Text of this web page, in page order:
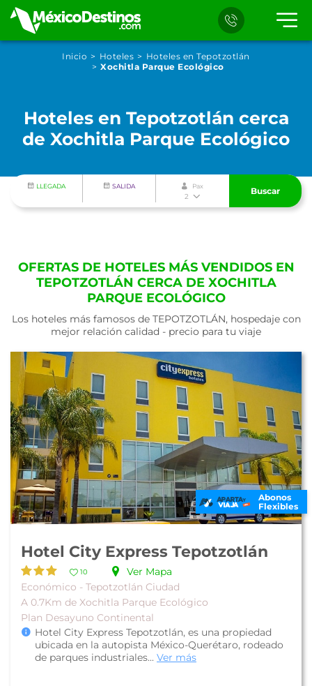
Inicio Hoteles
Hoteles en Tepotzotlán
Xochitla Parque Ecológico
Hoteles en Tepotzotlán cerca
de Xochitla Parque Ecológico
LLEGADA SALIDA Pax
2
Buscar
OFERTAS DE HOTELES MÁS VENDIDOS EN
TEPOTZOTLÁN CERCA DE XOCHITLA
PARQUE ECOLÓGICO
Los hoteles más famosos de TEPOTZOTLÁN, hospedaje con
mejor relación calidad - precio para tu viaje
Abonos
Flexibles
Hotel City Express Tepotzotlán
10
Ver Mapa
Económico - Tepotzotlán Ciudad
A 0.7Km de Xochitla Parque Ecológico
Plan Desayuno Continental
Hotel City Express Tepotzotlán, es una propiedad
ubicada en la autopista México-Querétaro, rodeado
de parques industriales... Ver más